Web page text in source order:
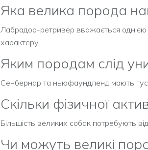
Яка велика порода
Лабрадор-ретривер вважається однією
характеру.
Яким породам слід
Сенбернар та ньюфаундленд мають
Скільки фізичної
Більшість великих собак потребують
Чи можуть великі